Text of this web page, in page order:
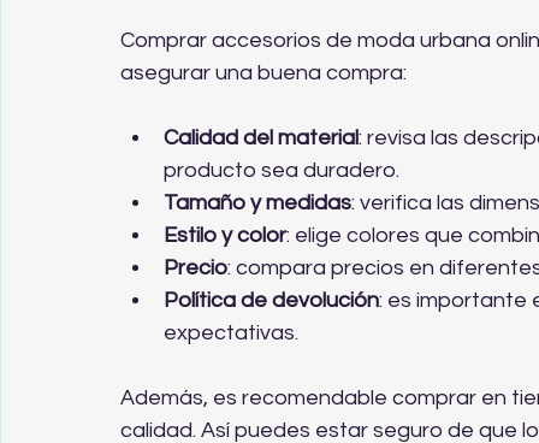
Comprar accesorios de moda urbana
asegurar una buena compra:
Calidad del material: revisa las
producto sea duradero.
Tamaño y medidas: verifica las
Estilo y color: elige colores que
Precio: compara precios en
Política de devolución: es importante
expectativas.
Además, es recomendable comprar en
calidad. Así puedes estar seguro de que